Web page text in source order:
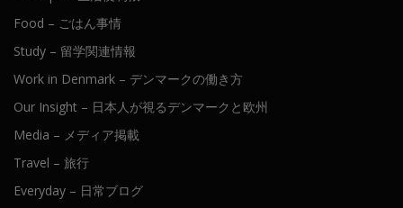
Food – ごはん事情
Study – 留学関連情報
Work in Denmark – デンマークの働き方
Our Insight – 日本人が視るデンマークと欧州
Media – メディア掲載
Travel – 旅行
Everyday – 日常ブログ